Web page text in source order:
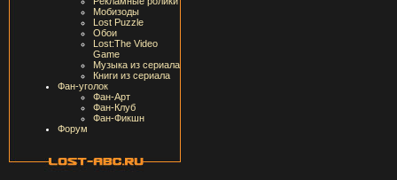
Мобизоды
Lost Puzzle
Обои
Lost:The Video
Game
Музыка из сериала
Книги из сериала
Фан-уголок
Фан-Арт
Фан-Клуб
Фан-Фикшн
Форум